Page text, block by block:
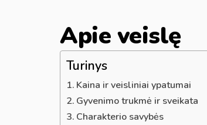
Apie veislę
Turinys
Kaina ir veisliniai ypatumai
Gyvenimo trukmė ir sveikata
Charakterio savybės